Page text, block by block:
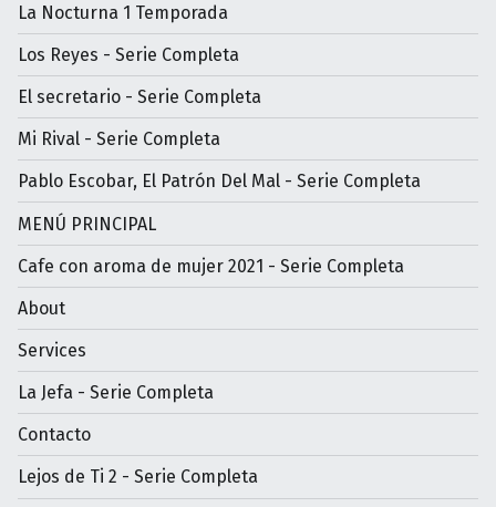
La Nocturna 1 Temporada
Los Reyes - Serie Completa
El secretario - Serie Completa
Mi Rival - Serie Completa
Pablo Escobar, El Patrón Del Mal - Serie Completa
MENÚ PRINCIPAL
Cafe con aroma de mujer 2021 - Serie Completa
About
Services
La Jefa - Serie Completa
Contacto
Lejos de Ti 2 - Serie Completa